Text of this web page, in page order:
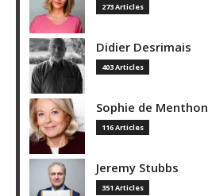
273 Articles
Didier Desrimais
403 Articles
Sophie de Menthon
116 Articles
Jeremy Stubbs
351 Articles